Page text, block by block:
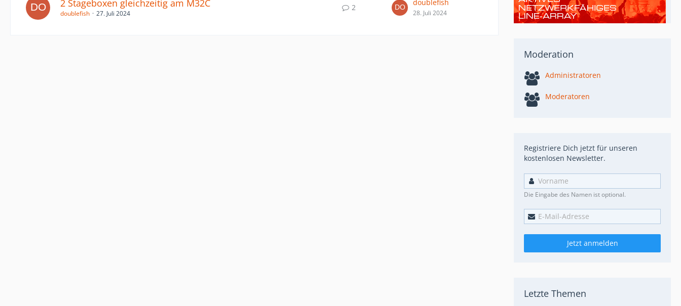
2 Stageboxen gleichzeitig am M32C
doublefish 27. Juli 2024
2
doublefish
28. Juli 2024
Moderation
Administratoren
Moderatoren
Registriere Dich jetzt für unseren
kostenlosen Newsletter.
Die Eingabe des Namen ist optional.
Jetzt anmelden
Letzte Themen